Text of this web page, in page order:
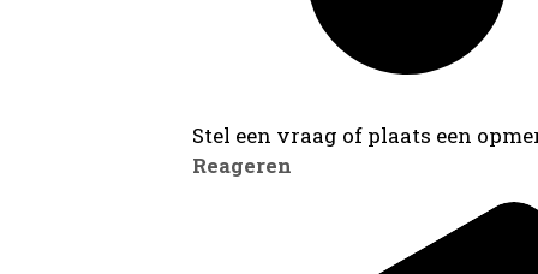
Stel een vraag of plaats een
Reageren